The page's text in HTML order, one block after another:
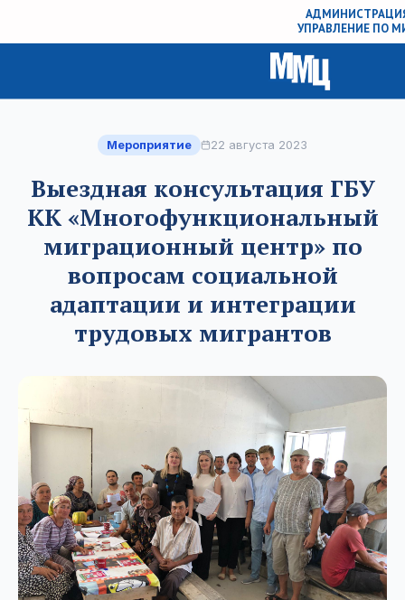
УПРАВЛЕНИЕ ПО
Мероприятие 22 августа 2023
Выездная консультация ГБУ
КК «Многофункциональный
миграционный центр» по
вопросам социальной
адаптации и интеграции
трудовых мигрантов